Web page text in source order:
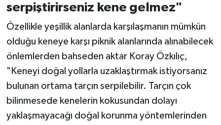
serpiştirirseniz kene gelmez"
Özellikle yeşillik alanlarda karşılaşmanın mümkün
olduğu keneye karşı piknik alanlarında alınabilecek
önlemlerden bahseden aktar Koray Özkılıç,
"Keneyi doğal yollarla uzaklaştırmak istiyorsanız
bulunan ortama tarçın serpilebilir. Tarçın çok
bilinmesede kenelerin kokusundan dolayı
yaklaşmayacağı doğal korunma yöntemlerinden